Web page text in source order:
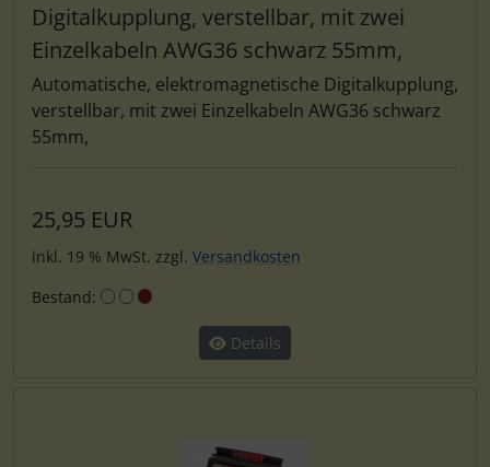
Digitalkupplung, verstellbar, mit zwei
Einzelkabeln AWG36 schwarz 55mm,
Automatische, elektromagnetische Digitalkupplung,
verstellbar, mit zwei Einzelkabeln AWG36 schwarz
55mm,
25,95 EUR
inkl. 19 % MwSt. zzgl. Versandkosten
Bestand:
Details